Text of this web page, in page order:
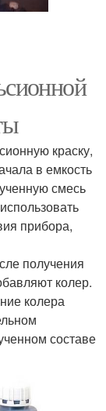
краску,
в емкость
смесь
прибора,
получения
колер.
колера
составе